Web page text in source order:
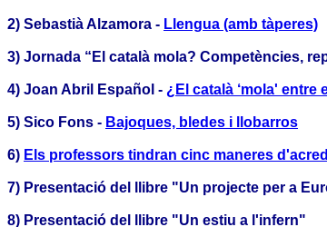
2) Sebastià Alzamora - Llengua (amb tàperes)
3) Jornada “El català mola? Competències,
4) Joan Abril Español - ¿El català ‘mola' entre
5) Sico Fons - Bajoques, bledes i llobarros
6) Els professors tindran cinc maneres
7) Presentació del llibre "Un projecte per a
8) Presentació del llibre "Un estiu a l'infern"